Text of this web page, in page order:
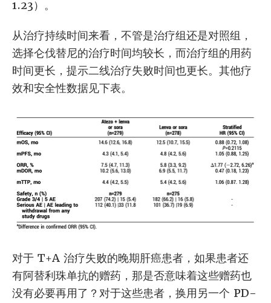
1.23）。
从治疗持续时间来看，不管是治疗组还是对照组，
选择仑伐替尼的治疗时间均较长，而治疗组的用药
时间更长，提示二线治疗失败时间也更长。其他疗
效和安全性数据见下表。
对于 T+A 治疗失败的晚期肝癌患者，如果患者还
有阿替利珠单抗的赠药，那是否意味着这些赠药也
没有必要再用了？对于这些患者，换用另一个 PD-